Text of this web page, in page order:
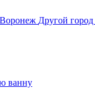
Воронеж Другой город
ванну